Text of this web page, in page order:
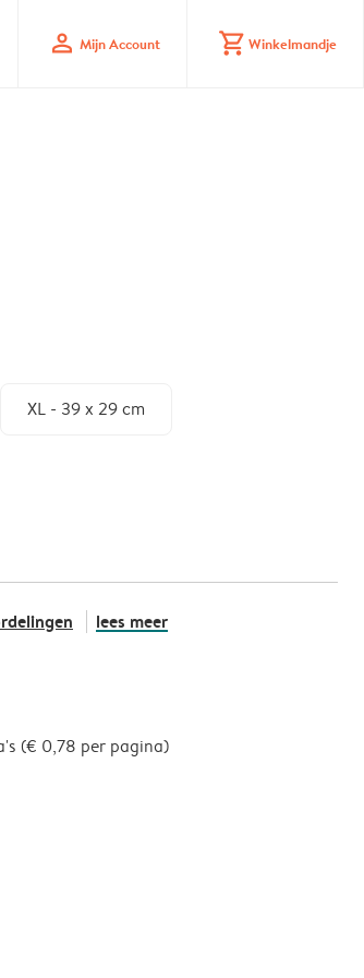
profile Mijn Account shopping_cart Winkelmandje
XL - 39 x 29 cm
lees meer
(€ 0,78 per pagina)